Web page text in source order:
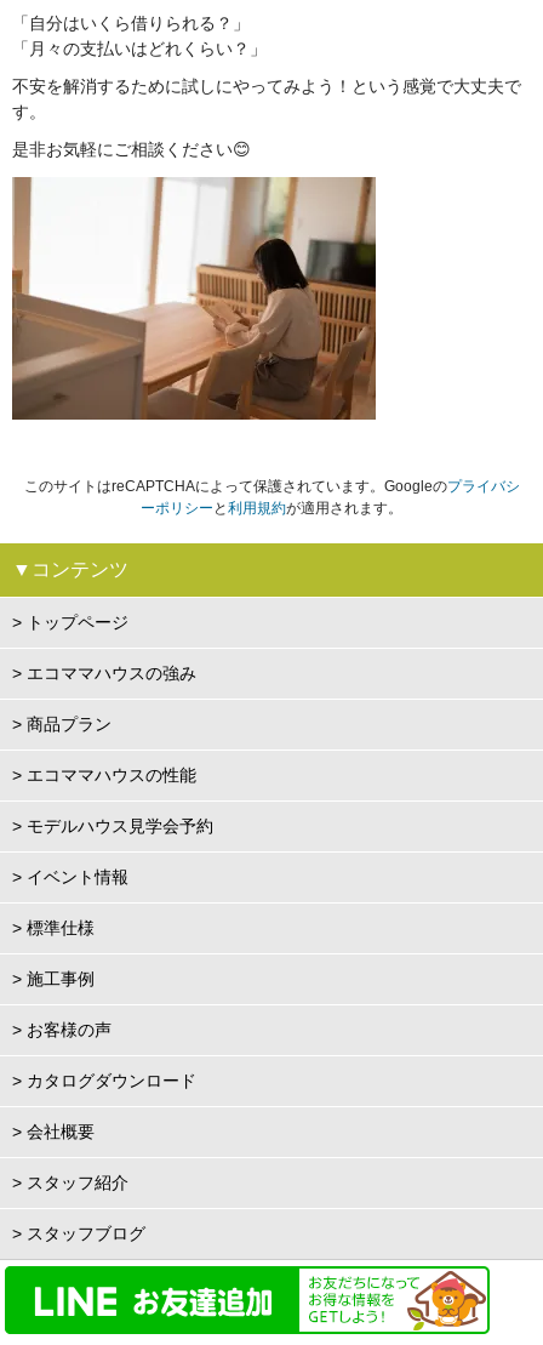
「自分はいくら借りられる？」
「月々の支払いはどれくらい？」
不安を解消するために試しにやってみよう！という感覚で大丈夫で
す。
是非お気軽にご相談ください😊
このサイトはreCAPTCHAによって保護されています。Googleのプライバシ
ーポリシー と 利用規約が適用されます。
▼コンテンツ
> トップページ
> エコママハウスの強み
> 商品プラン
> エコママハウスの性能
> モデルハウス見学会予約
> イベント情報
> 標準仕様
> 施工事例
> お客様の声
> カタログダウンロード
> 会社概要
> スタッフ紹介
> スタッフブログ